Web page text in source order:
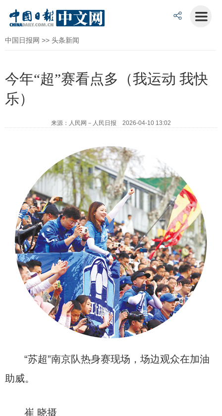
中国日报网 >> 头条新闻
今年“超”赛看点多（我运动 我快
乐）
来源：人民网－人民日报 2026-04-10 13:02
“苏超”南京队热身赛现场，场边观众在加油
助威。
崔 晓摄